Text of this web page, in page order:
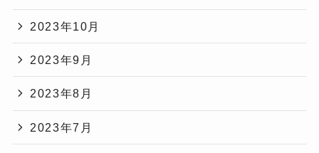
2023年10月
2023年9月
2023年8月
2023年7月